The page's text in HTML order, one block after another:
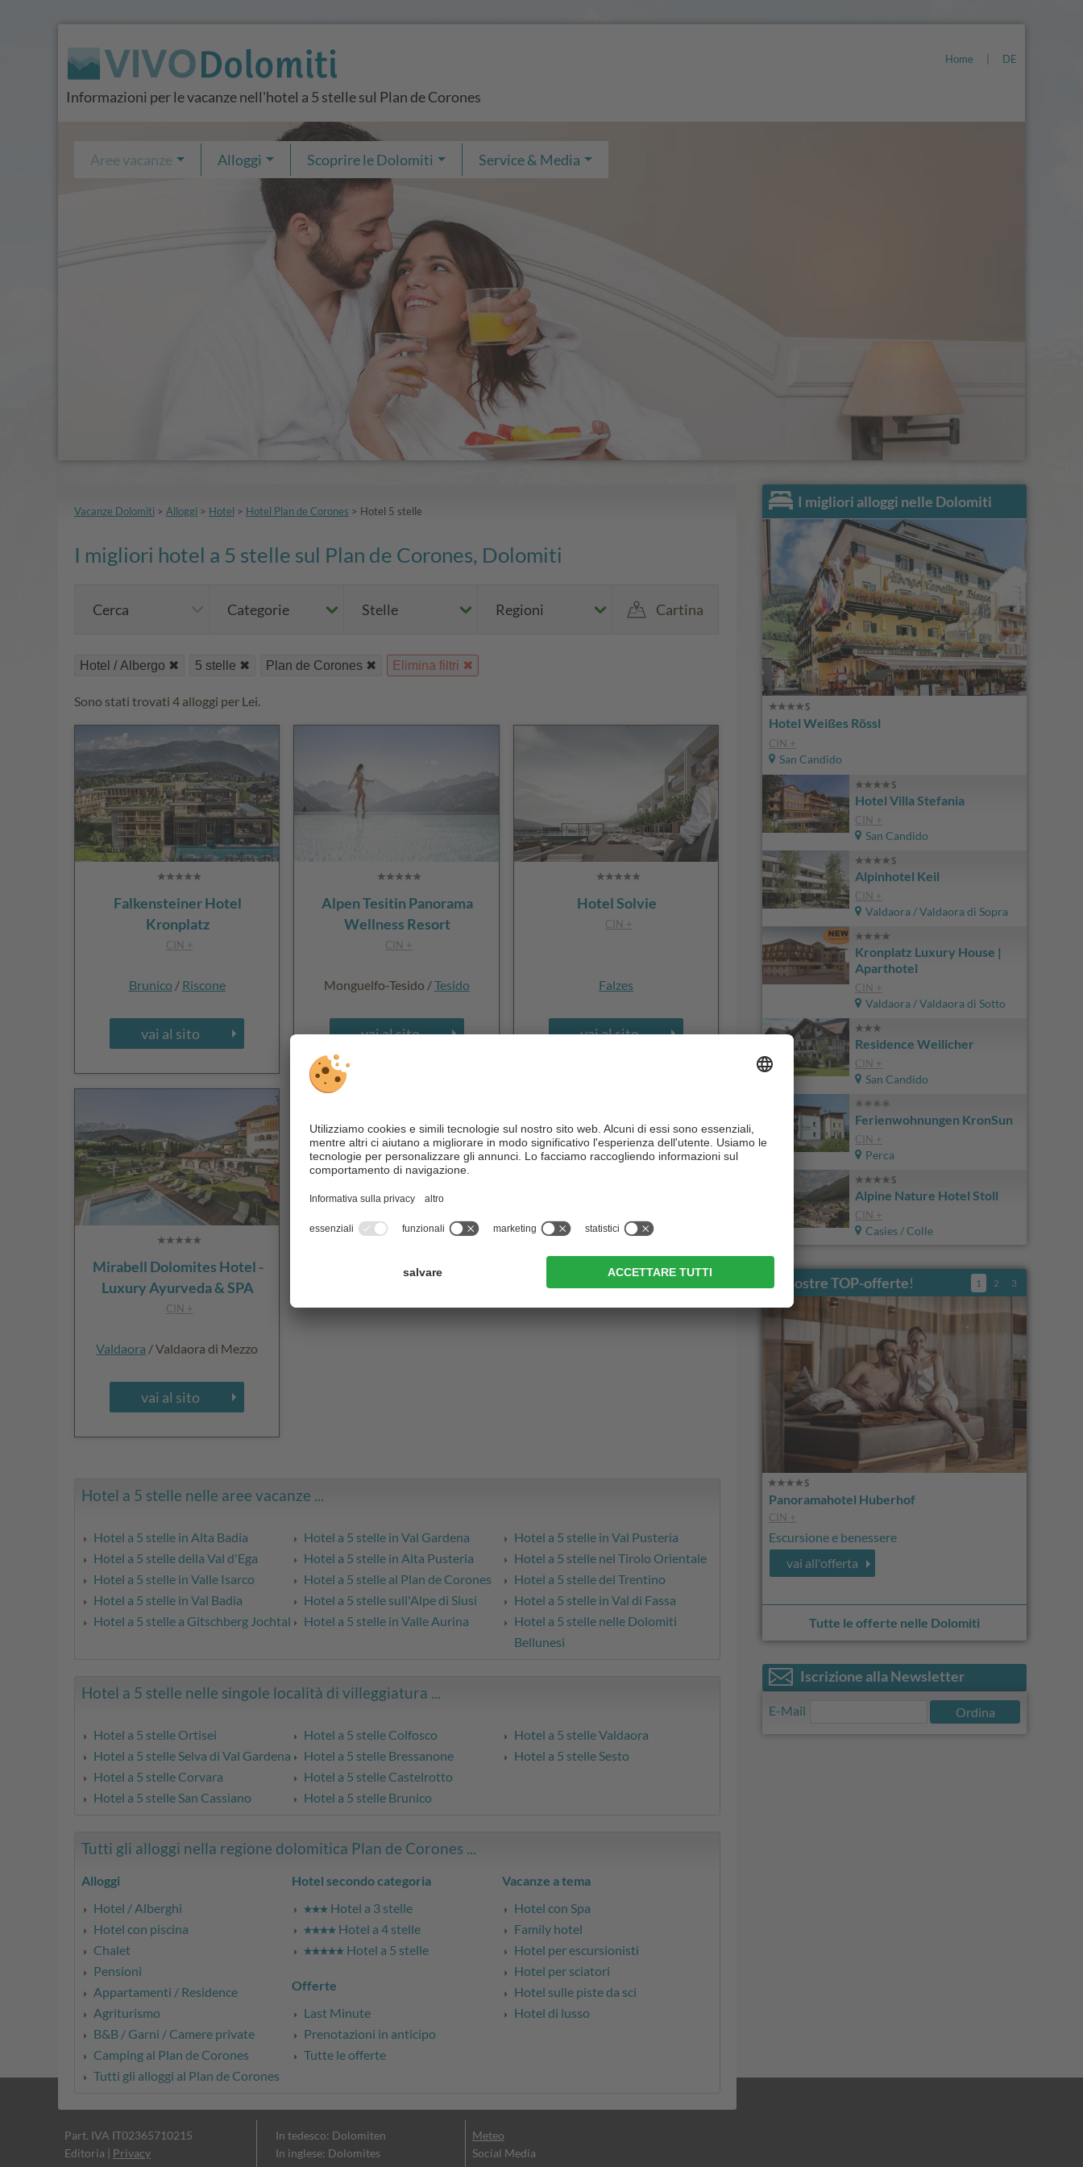
Home DE
Informazioni per le vacanze nell'hotel a 5 stelle sul Plan de Corones
Aree vacanze Alloggi Scoprire le Dolomiti Service & Media
Vacanze Dolomiti > Alloggi > Hotel > Hotel Plan de Corones > Hotel 5 stelle
I migliori hotel a 5 stelle sul Plan de Corones, Dolomiti
Cerca Categorie Stelle Regioni Cartina
Hotel / Albergo 5 stelle Plan de Corones Elimina filtri
Sono stati trovati 4 alloggi per Lei.
Falkensteiner Hotel
Kronplatz
CIN +
Brunico / Riscone
vai al sito
Alpen Tesitin Panorama
Wellness Resort
CIN +
Monguelfo-Tesido /Tesido
vai al sito
Hotel Solvie
CIN +
Falzes
vai al sito
Mirabell Dolomites Hotel -
Luxury Ayurveda & SPA
CIN +
Valdaora / Valdaora di Mezzo
vai al sito
Hotel a 5 stelle nelle aree vacanze ...
Hotel a 5 stelle in Alta Badia
Hotel a 5 stelle della Val d'Ega
Hotel a 5 stelle in Valle Isarco
Hotel a 5 stelle in Val Badia
Hotel a 5 stelle a Gitschberg Jochtal
Hotel a 5 stelle in Val Gardena
Hotel a 5 stelle in Alta Pusteria
Hotel a 5 stelle al Plan de Corones
Hotel a 5 stelle sull'Alpe di Siusi
Hotel a 5 stelle in Valle Aurina
Hotel a 5 stelle in Val Pusteria
Hotel a 5 stelle nel Tirolo Orientale
Hotel a 5 stelle del Trentino
Hotel a 5 stelle in Val di Fassa
Hotel a 5 stelle nelle Dolomiti
Bellunesi
Hotel a 5 stelle nelle singole località di villeggiatura ...
Hotel a 5 stelle Ortisei
Hotel a 5 stelle Selva di Val Gardena
Hotel a 5 stelle Corvara
Hotel a 5 stelle San Cassiano
Hotel a 5 stelle Colfosco
Hotel a 5 stelle Bressanone
Hotel a 5 stelle Castelrotto
Hotel a 5 stelle Brunico
Hotel a 5 stelle Valdaora
Hotel a 5 stelle Sesto
Tutti gli alloggi nella regione dolomitica Plan de Corones ...
Alloggi
Hotel / Alberghi
Hotel con piscina
Chalet
Pensioni
Appartamenti / Residence
Agriturismo
B&B / Garni / Camere private
Camping al Plan de Corones
Tutti gli alloggi al Plan de Corones
Hotel secondo categoria
Hotel a 3 stelle
Hotel a 4 stelle
Hotel a 5 stelle
Offerte
Last Minute
Prenotazioni in anticipo
Tutte le offerte
Vacanze a tema
Hotel con Spa
Family hotel
Hotel per escursionisti
Hotel per sciatori
Hotel sulle piste da sci
Hotel di lusso
I migliori alloggi nelle Dolomiti
Hotel Weißes Rössl
CIN +
San Candido
Hotel Villa Stefania
CIN +
San Candido
Alpinhotel Keil
CIN +
Valdaora / Valdaora di Sopra
Kronplatz Luxury House |
Aparthotel
CIN +
Valdaora / Valdaora di Sotto
Residence Weilicher
CIN +
San Candido
Ferienwohnungen KronSun
CIN +
Perca
Alpine Nature Hotel Stoll
CIN +
Casies / Colle
Le nostre TOP-offerte!
Panoramahotel Huberhof
CIN +
Escursione e benessere
vai all'offerta
1 2 3
Tutte le offerte nelle Dolomiti
Iscrizione alla Newsletter
E-Mail
Part. IVA IT02365710215
Editoria | Privacy
In tedesco: Dolomiten
In inglese: Dolomites
Meteo
Social Media